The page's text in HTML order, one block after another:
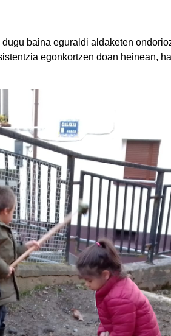
baina eguraldi aldaketen
egonkortzen doan heinean,